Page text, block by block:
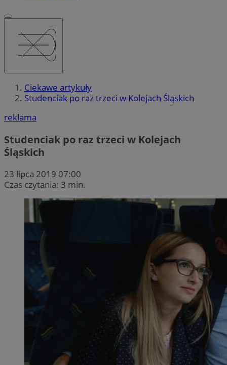
Ciekawe artykuły
Studenciak po raz trzeci w Kolejach Śląskich
reklama
Studenciak po raz trzeci w Kolejach
Śląskich
23 lipca 2019 07:00
Czas czytania: 3 min.